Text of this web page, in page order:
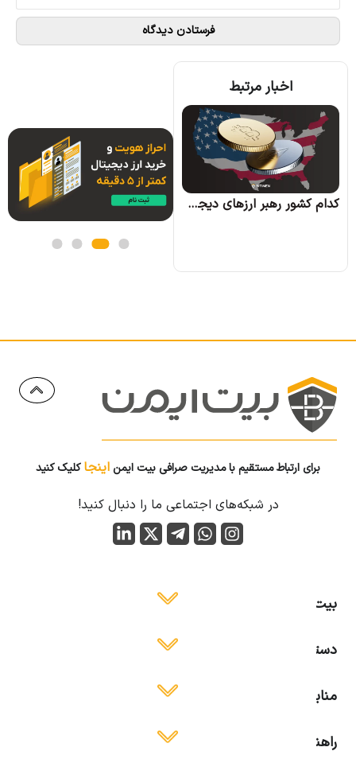
اخبار مرتبط
کدام کشور رهبر ارزهای دیجیتال خواهد شد؟
برای ارتباط مستقیم با مدیریت صرافی بیت ایمن اینجاکلیک کنید
در شبکه‌های اجتماعی ما را دنبال کنید!
بیت ایمن
دسترسی آسان
منابع آموزشی
راهنمای استفاده